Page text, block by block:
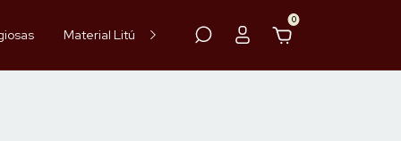
Material Litúrgico Paramentos
0